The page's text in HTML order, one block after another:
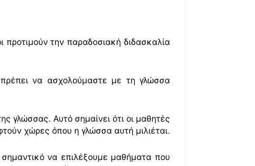
προτιμούν την παραδοσιακή διδασκαλία
να ασχολούμαστε με τη γλώσσα
γλώσσας. Αυτό σημαίνει ότι οι μαθητές
χώρες όπου η γλώσσα αυτή μιλιέται.
να επιλέξουμε μαθήματα που